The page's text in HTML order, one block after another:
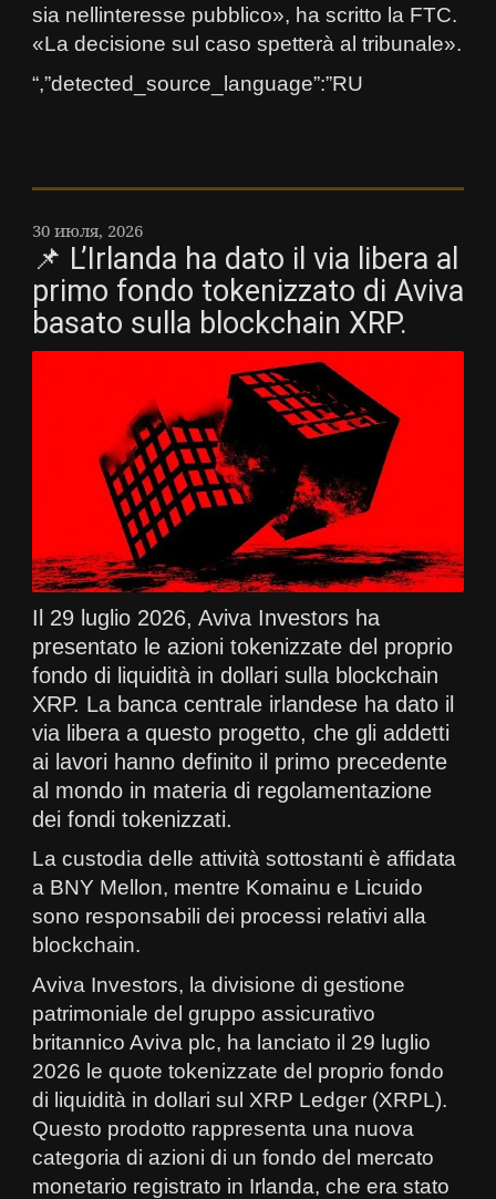
sia nellinteresse pubblico», ha scritto la FTC.
«La decisione sul caso spetterà al tribunale».
“,”detected_source_language”:”RU
30 июля, 2026
📌 L’Irlanda ha dato il via libera al
primo fondo tokenizzato di Aviva
basato sulla blockchain XRP.
Il 29 luglio 2026, Aviva Investors ha
presentato le azioni tokenizzate del proprio
fondo di liquidità in dollari sulla blockchain
XRP. La banca centrale irlandese ha dato il
via libera a questo progetto, che gli addetti
ai lavori hanno definito il primo precedente
al mondo in materia di regolamentazione
dei fondi tokenizzati.
La custodia delle attività sottostanti è affidata
a BNY Mellon, mentre Komainu e Licuido
sono responsabili dei processi relativi alla
blockchain.
Aviva Investors, la divisione di gestione
patrimoniale del gruppo assicurativo
britannico Aviva plc, ha lanciato il 29 luglio
2026 le quote tokenizzate del proprio fondo
di liquidità in dollari sul XRP Ledger (XRPL).
Questo prodotto rappresenta una nuova
categoria di azioni di un fondo del mercato
monetario registrato in Irlanda, che era stato